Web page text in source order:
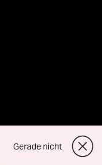
Gerade nicht